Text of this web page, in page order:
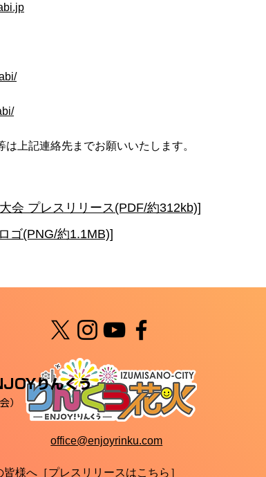
上記連絡先までお願いいたします。
会 プレスリリース(PDF/約312kb)]
ゴ(PNG/約1.1MB)]
りんくう
）
office@enjoyrinku.com
様へ［プレスリリースはこちら］